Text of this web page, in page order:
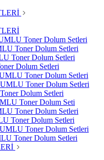
Toner Dolum Setleri
Toner Dolum Setleri
Toner Dolum Setleri
Dolum Setleri
Toner Dolum Setleri
Toner Dolum Setleri
Dolum Setleri
Toner Dolum Seti
Toner Dolum Setleri
Toner Dolum Setleri
Toner Dolum Setleri
Toner Dolum Setleri